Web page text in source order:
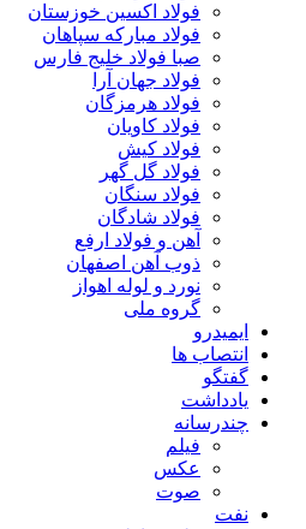
فولاد اکسین خوزستان
فولاد مبارکه سپاهان
صبا فولاد خلیج فارس
فولاد جهان آرا
فولاد هرمزگان
فولاد کاویان
فولاد کیش
فولاد گل گهر
فولاد سنگان
فولاد شادگان
آهن و فولاد ارفع
ذوب آهن اصفهان
نورد و لوله اهواز
گروه ملی
ایمیدرو
انتصاب ها
گفتگو
یادداشت
چندرسانه
فیلم
عکس
صوت
نفت